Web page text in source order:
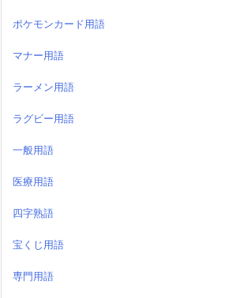
ポケモンカード用語
マナー用語
ラーメン用語
ラグビー用語
一般用語
医療用語
四字熟語
宝くじ用語
専門用語